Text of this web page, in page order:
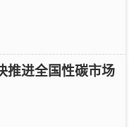
推进全国性碳市场